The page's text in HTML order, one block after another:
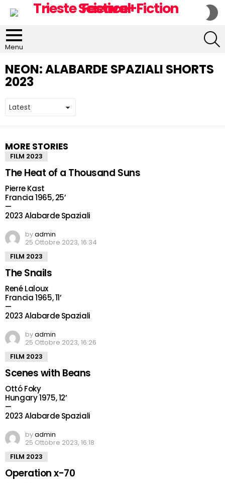
Menu
NEON:ALABARDE SPAZIALI SHORTS
2023
MORE STORIES
FILM 2023
The Heat of a Thousand Suns
Pierre Kast
Francia 1965, 25’
—
2023 Alabarde Spaziali
byadmin
25 Ottobre 2023, 16:34
FILM 2023
The Snails
René Laloux
Francia 1965, 11’
—
2023 Alabarde Spaziali
byadmin
25 Ottobre 2023, 16:26
FILM 2023
Scenes with Beans
Ottó Foky
Hungary 1975, 12’
—
2023 Alabarde Spaziali
byadmin
25 Ottobre 2023, 16:18
FILM 2023
Operation x-70